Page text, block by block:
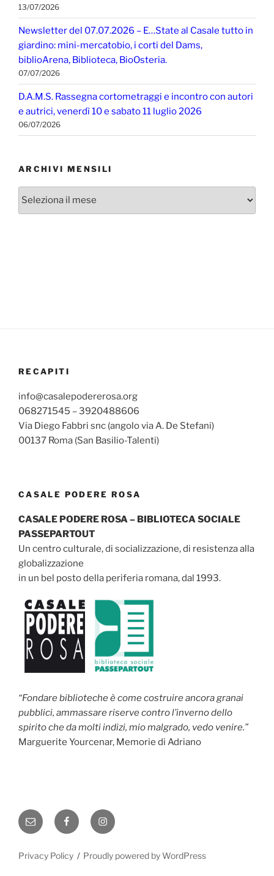
13/07/2026
Newsletter del 07.07.2026 – E…State al Casale tutto in
giardino: mini-mercatobio, i corti del Dams,
biblioArena, Biblioteca, BioOsteria.
07/07/2026
D.A.M.S. Rassegna cortometraggi e incontro con autori
e autrici, venerdì 10 e sabato 11 luglio 2026
06/07/2026
ARCHIVI MENSILI
Archivi
RECAPITI
info@casalepodererosa.org
068271545 – 3920488606
Via Diego Fabbri snc (angolo via A. De Stefani)
00137 Roma (San Basilio-Talenti)
CASALE PODERE ROSA
CASALE PODERE ROSA – BIBLIOTECA SOCIALE
PASSEPARTOUT
Un centro culturale, di socializzazione, di resistenza alla
globalizzazione
in un bel posto della periferia romana, dal 1993.
“Fondare biblioteche è come costruire ancora granai
pubblici, ammassare riserve contro l’inverno dello
spirito che da molti indizi, mio malgrado, vedo venire.”
Marguerite Yourcenar, Memorie di Adriano
Email FacebookInstagram
Privacy Policy Proudly powered by WordPress